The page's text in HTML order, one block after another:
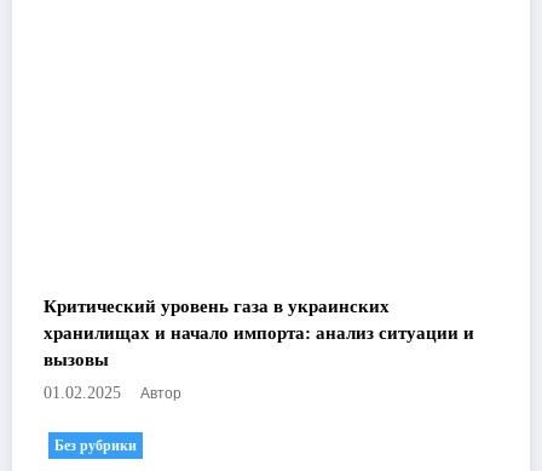
Критический уровень газа в украинских
хранилищах и начало импорта: анализ ситуации и
вызовы
01.02.2025 Автор
Без рубрики